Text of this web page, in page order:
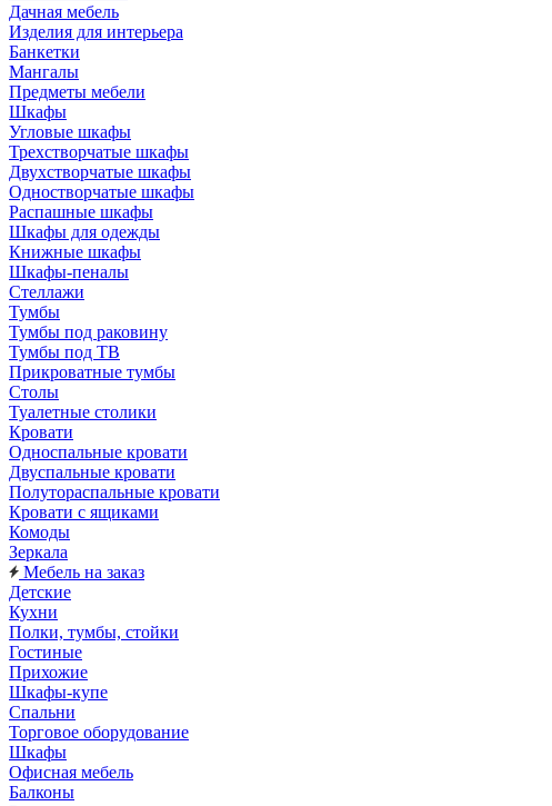
Дачная мебель
Изделия для интерьера
Банкетки
Мангалы
Предметы мебели
Шкафы
Угловые шкафы
Трехстворчатые шкафы
Двухстворчатые шкафы
Одностворчатые шкафы
Распашные шкафы
Шкафы для одежды
Книжные шкафы
Шкафы-пеналы
Стеллажи
Тумбы
Тумбы под раковину
Тумбы под ТВ
Прикроватные тумбы
Столы
Туалетные столики
Кровати
Односпальные кровати
Двуспальные кровати
Полутораспальные кровати
Кровати с ящиками
Комоды
Зеркала
Мебель на заказ
Детские
Кухни
Полки, тумбы, стойки
Гостиные
Прихожие
Шкафы-купе
Спальни
Торговое оборудование
Шкафы
Офисная мебель
Балконы